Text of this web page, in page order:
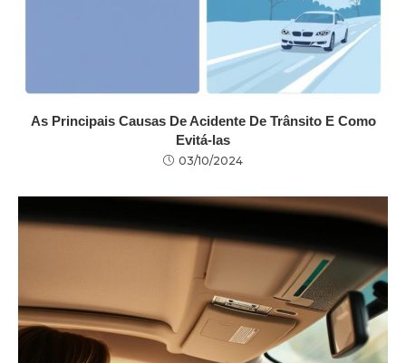
As Principais Causas De Acidente De Trânsito E Como
Evitá-las
03/10/2024